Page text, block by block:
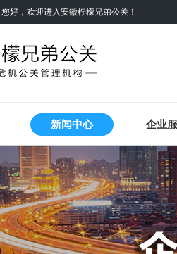
您好，欢迎进入安徽柠檬兄弟公关！
新闻中心 企业